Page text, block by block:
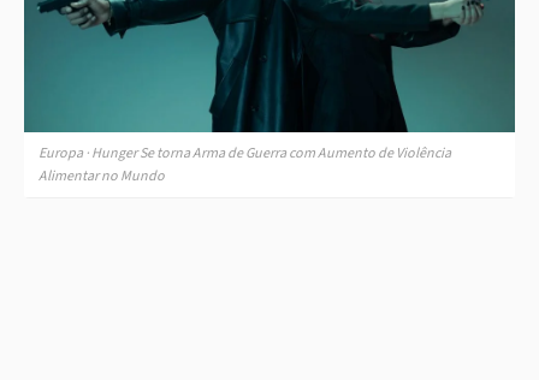
Europa · Hunger Se torna Arma de Guerra com Aumento de Violência
Alimentar no Mundo